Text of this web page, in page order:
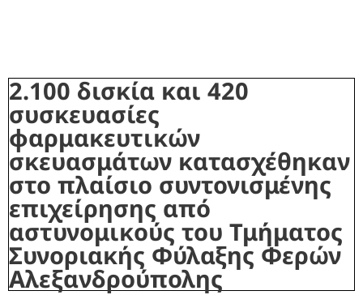
2.100 δισκία και 420
συσκευασίες
φαρμακευτικών
σκευασμάτων κατασχέθηκαν
στο πλαίσιο συντονισμένης
επιχείρησης από
αστυνομικούς του Τμήματος
Συνοριακής Φύλαξης Φερών
Αλεξανδρούπολης